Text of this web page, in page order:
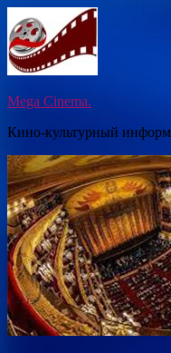
Перейти
к
содержимому
Mega Cinema.
Кино-культурный